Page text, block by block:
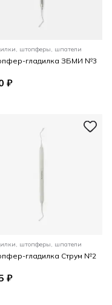
штопферы, шпатели
гладилка ЗБМИ №3
₽
штопферы, шпатели
гладилка Струм №2
₽